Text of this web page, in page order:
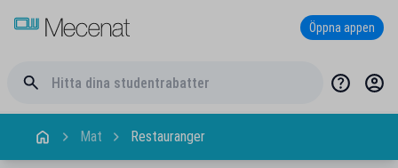
Öppna appen
Mat Restauranger